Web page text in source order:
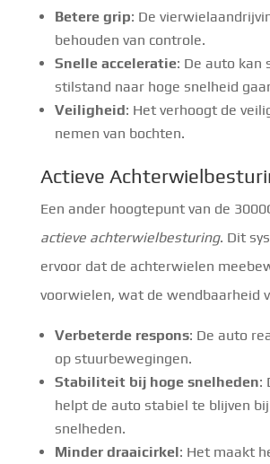
Betere grip: De
behouden van controle.
Snelle acceleratie: De auto kan
stilstand naar hoge snelheid
Veiligheid: Het verhoogt de
nemen van bochten.
Actieve
Een ander hoogtepunt van de
actieve achterwielbesturing. Dit
ervoor dat de achterwielen
voorwielen, wat de wendbaarheid
Verbeterde respons: De auto
op stuurbewegingen.
Stabiliteit bij hoge snelheden:
helpt de auto stabiel te blijven
snelheden.
Minder draaicirkel: Het maakt